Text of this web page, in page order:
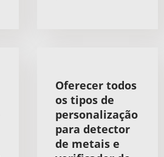
Oferecer todos
os tipos de
personalização
para detector
de metais e